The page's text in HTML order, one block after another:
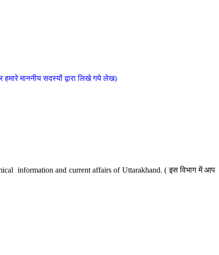
माननीय सदस्यों द्वारा लिखे गये लेख)
information and current affairs of Uttarakhand. ( इस विभाग में आप